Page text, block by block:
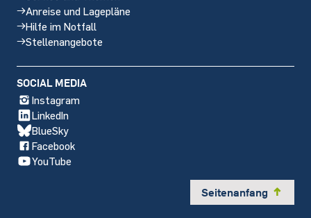
Anreise und Lagepläne
Hilfe im Notfall
Stellenangebote
SOCIAL MEDIA
Instagram
LinkedIn
BlueSky
Facebook
YouTube
Seitenanfang y